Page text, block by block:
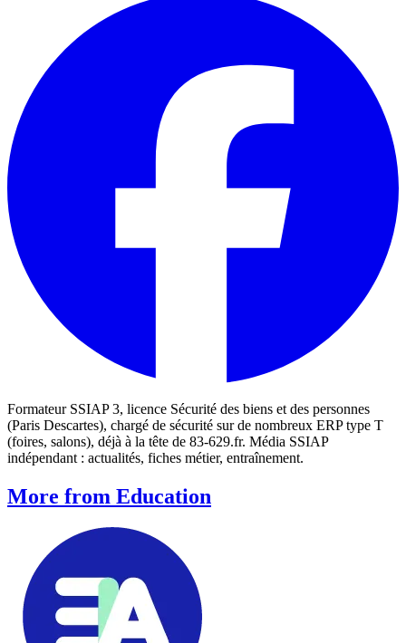
Formateur SSIAP 3, licence Sécurité des biens et des personnes
(Paris Descartes), chargé de sécurité sur de nombreux ERP type T
(foires, salons), déjà à la tête de 83-629.fr. Média SSIAP
indépendant : actualités, fiches métier, entraînement.
More from Education